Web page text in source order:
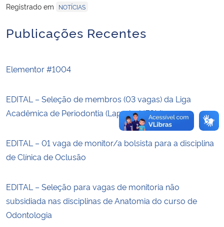
Gabinete de Segurança Institucional
Advocacia-Geral da União
Banco Central do Brasil
Registrado em
NOTÍCIAS
Publicações Recentes
Elementor #1004
EDITAL – Seleção de membros (03 vagas) da Liga
Acadêmica de Periodontia (Laperio-UFSM)
EDITAL – 01 vaga de monitor/a bolsista para a disciplina
de Clínica de Oclusão
EDITAL – Seleção para vagas de monitoria não
subsidiada nas disciplinas de Anatomia do curso de
Odontologia